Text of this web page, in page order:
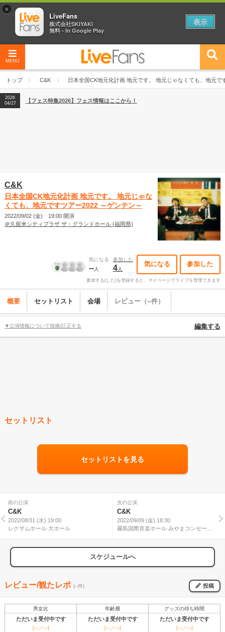
MENU
トップ C&K 日本全国CK地元化計画 地元です。 地元じゃなくても、地元で
2026
04/27
2026
【ライブ動員ランキング】2026年上半期編発表！
2026
04/27
【フェス特集2026】フェス情報はここから！
C&K
日本全国CK地元化計画 地元です。 地元じゃな
くても、地元ですツアー2022 ～ゲンテン～
2022/09/02 (金) 19:00 開演
＠久留米シティプラザ ザ・グランドホール (福岡県)
気になる
--人
参加した
4人
気になる 参加した
参加する(した)を登録すると、マイページでライブを管理できます
概要 セットリスト 会場 レビュー（--件）
▼公演情報について指摘/訂正する 編集する
セットリスト
セットリストを見る
前の公演
C&K
2022/08/31 (水) 19:00
レクザムホール 大ホール
次の公演
C&K
2022/09/09 (金) 18:30
霧島国際音楽ホール みやまコンセール
スケジュールへ
レビュー/観たレポ (--件) 投稿
男女比 年齢層 グッズの待ち時間
ただいま受付中です ただいま受付中です ただいま受付中です
[---／---] [---／---] [---／---]
×
LiveFans
株式会社SKIYAKI
無料 - In Google Play
表示